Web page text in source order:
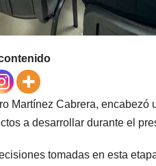
Martínez Cabrera, encabezó
a desarrollar durante el
tomadas en esta